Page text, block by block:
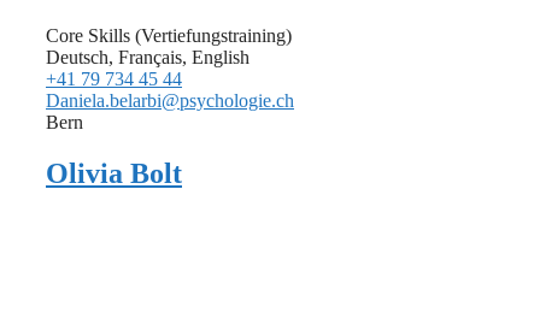
Core Skills (Vertiefungstraining)
Deutsch, Français, English
+41 79 734 45 44
Daniela.belarbi@psychologie.ch
Bern
Olivia Bolt